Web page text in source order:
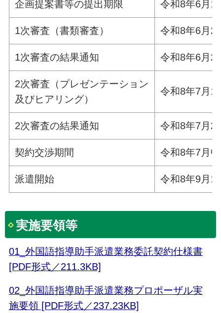
企画提案書等の提出期限 令和8年6月
1次審査（書類審査） 令和8年6月
1次審査の結果通知 令和8年6月
2次審査（プレゼンテーション
及びヒアリング）
令和8年7月1
2次審査の結果通知 令和8年7月2
契約交渉期間 令和8年7月中
派遣開始 令和8年9月1
実施要領等
01_外国語指導助手派遣業務委託契約仕様書
[PDF形式／211.3KB]
02_外国語指導助手派遣業務プロポーザル実
施要領 [PDF形式／237.23KB]